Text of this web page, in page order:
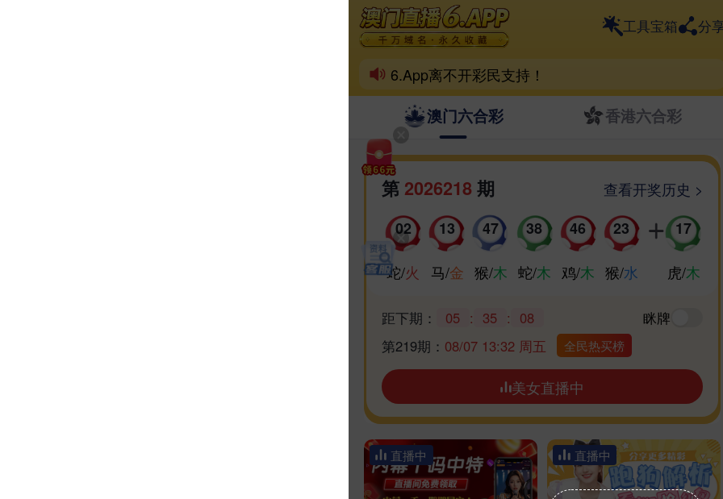
工具宝箱 分
一个6.App，整个六合界
6.App离不开彩民支持！
喜欢6.App的家人，动动小手帮分享！
祝各位好运爆棚，天天喜中百万！
澳门六合彩 香港六合彩
第 2026218 期
查看开奖历史 >
02
蛇/火
13
马/金
47
猴/木
38
蛇/木
46
鸡/木
23
猴/水
17
虎/木
距下期： 05 : 35 : 08
眯牌
第219期： 08/07 13:32 周五 全民热买榜
美女直播中
直播中 直播中